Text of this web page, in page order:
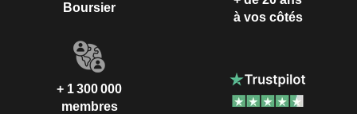
Boursier
à vos côtés
+ 1 300 000
membres